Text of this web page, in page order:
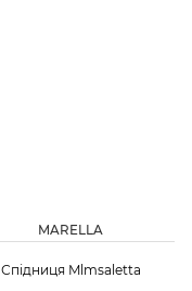
MARELLA
Спідниця Mlmsaletta